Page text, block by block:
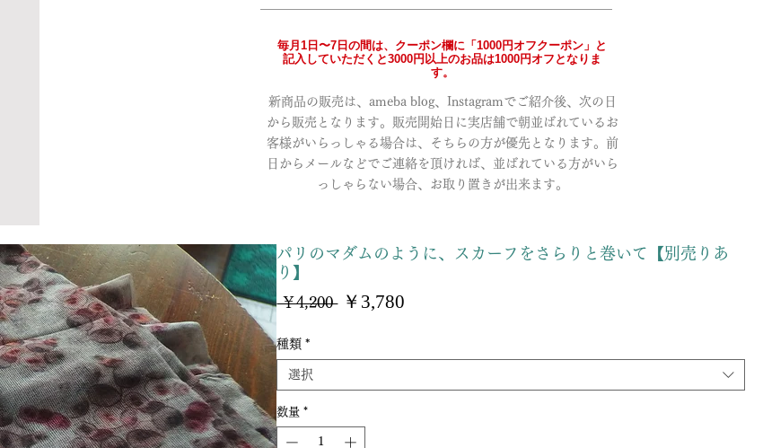
毎月1日〜7日の間は、クーポン欄に「1000円オフクーポン」と
記入していただくと3000円以上のお品は1000円オフとなりま
す。
新商品の販売は、ameba blog、Instagramでご紹介後、次の日
から販売となります。販売開始日に実店舗で朝並ばれているお
客様がいらっしゃる場合は、そちらの方が優先となります。前
日からメールなどでご連絡を頂ければ、並ばれている方がいら
っしゃらない場合、お取り置きが出来ます。
パリのマダムのように、スカーフをさらりと巻いて【別売りあ
り】
￥4,200 通
格
￥3,780
種類 *
選択
数量 *